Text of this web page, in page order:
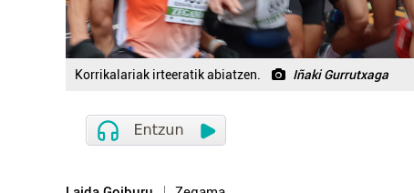
Korrikalariak irteeratik abiatzen. Iñaki Gurrutxaga